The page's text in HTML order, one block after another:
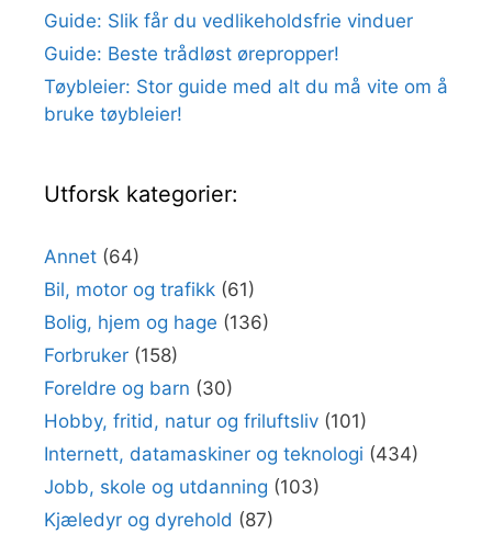
Guide: Slik får du vedlikeholdsfrie vinduer
Guide: Beste trådløst ørepropper!
Tøybleier: Stor guide med alt du må vite om å
bruke tøybleier!
Utforsk kategorier:
Annet (64)
Bil, motor og trafikk (61)
Bolig, hjem og hage (136)
Forbruker (158)
Foreldre og barn (30)
Hobby, fritid, natur og friluftsliv (101)
Internett, datamaskiner og teknologi (434)
Jobb, skole og utdanning (103)
Kjæledyr og dyrehold (87)